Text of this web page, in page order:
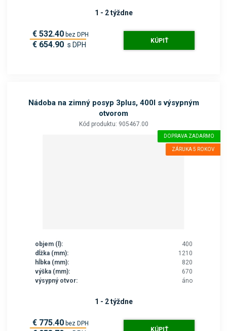
1 - 2 týždne
€ 532.40 bez DPH
€ 654.90 s DPH KÚPIŤ
Nádoba na zimný posyp 3plus, 400l s výsypným
otvorom
Kód produktu: 905467.00
DOPRAVA ZADARMO
ZÁRUKA 5 ROKOV
objem (l):
400
dĺžka (mm):
1210
hĺbka (mm):
820
výška (mm):
670
výsypný otvor:
áno
1 - 2 týždne
€ 775.40 bez DPH
KÚPIŤ